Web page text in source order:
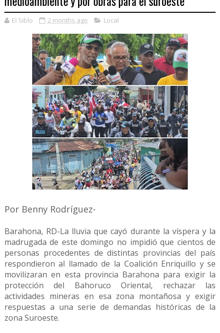
El Siblo 2 months ago Local
Por Benny Rodríguez-
Barahona, RD-La lluvia que cayó durante la víspera y la
madrugada de este domingo no impidió que cientos de
personas procedentes de distintas provincias del país
respondieron al llamado de la Coalición Enriquillo y se
movilizaran en esta provincia Barahona para exigir la
protección del Bahoruco Oriental, rechazar las
actividades mineras en esa zona montañosa y exigir
respuestas a una serie de demandas históricas de la
zona Suroeste.